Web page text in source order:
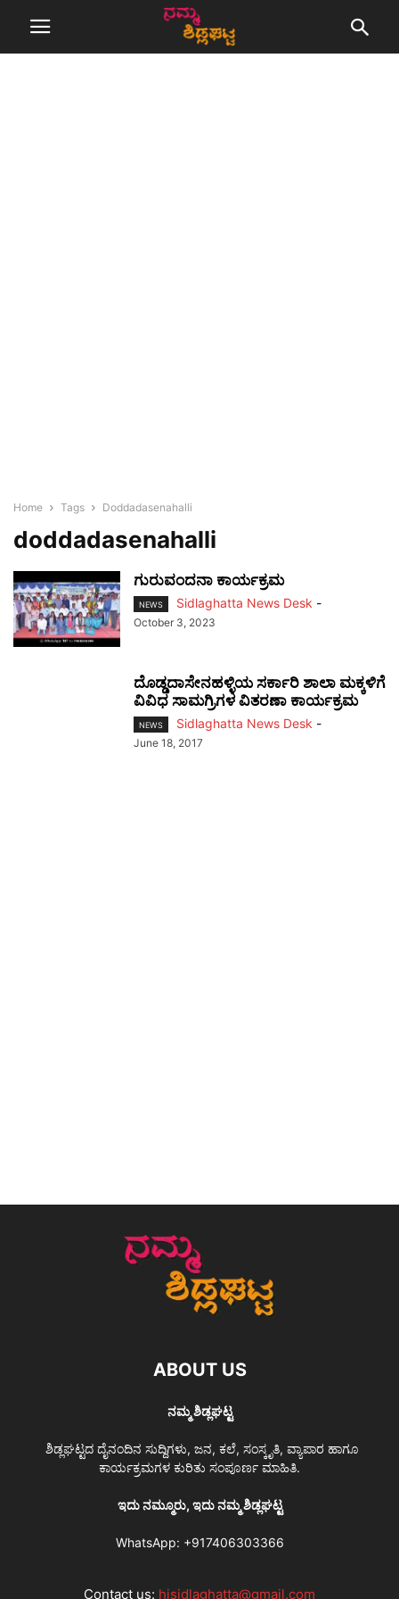
Home Tags Doddadasenahalli
doddadasenahalli
ಗುರುವಂದನಾ ಕಾರ್ಯಕ್ರಮ
NEWS Sidlaghatta News Desk -
October 3, 2023
ದೊಡ್ಡದಾಸೇನಹಳ್ಳಿಯ ಸರ್ಕಾರಿ ಶಾಲಾ ಮಕ್ಕಳಿಗೆ
ವಿವಿಧ ಸಾಮಗ್ರಿಗಳ ವಿತರಣಾ ಕಾರ್ಯಕ್ರಮ
NEWS Sidlaghatta News Desk -
June 18, 2017
ABOUT US
ನಮ್ಮ ಶಿಡ್ಲಘಟ್ಟ
ಶಿಡ್ಲಘಟ್ಟದ ದೈನಂದಿನ ಸುದ್ದಿಗಳು, ಜನ, ಕಲೆ, ಸಂಸ್ಕೃತಿ, ವ್ಯಾಪಾರ ಹಾಗೂ
ಕಾರ್ಯಕ್ರಮಗಳ ಕುರಿತು ಸಂಪೂರ್ಣ ಮಾಹಿತಿ.
ಇದು ನಮ್ಮೂರು, ಇದು ನಮ್ಮ ಶಿಡ್ಲಘಟ್ಟ
WhatsApp: +917406303366
Contact us: hisidlaghatta@gmail.com